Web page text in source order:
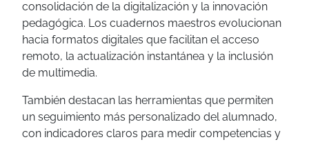
consolidación de la digitalización y la innovación
pedagógica. Los cuadernos maestros evolucionan
hacia formatos digitales que facilitan el acceso
remoto, la actualización instantánea y la inclusión
de multimedia.
También destacan las herramientas que permiten
un seguimiento más personalizado del alumnado,
con indicadores claros para medir competencias y